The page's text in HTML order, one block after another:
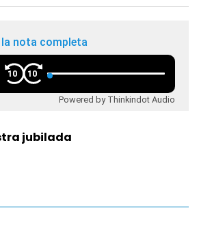
la nota completa
10 10
Powered by Thinkindot Audio
jubilada